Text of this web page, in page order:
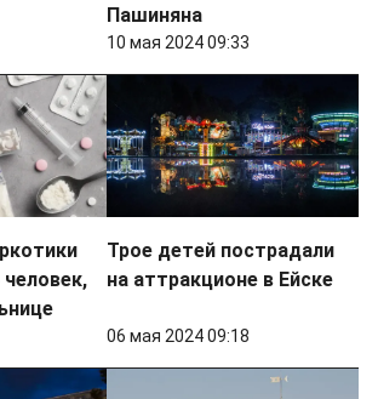
Пашиняна
10 мая 2024 09:33
человек,
Трое детей пострадали
на аттракционе в Ейске
06 мая 2024 09:18